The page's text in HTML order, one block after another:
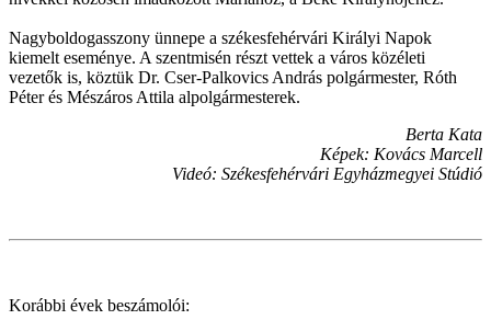
Nagyboldogasszony ünnepe a székesfehérvári Királyi Napok
kiemelt eseménye. A szentmisén részt vettek a város közéleti
vezetők is, köztük Dr. Cser-Palkovics András polgármester, Róth
Péter és Mészáros Attila alpolgármesterek.
Berta Kata
Képek: Kovács Marcell
Videó: Székesfehérvári Egyházmegyei Stúdió
Korábbi évek beszámolói: